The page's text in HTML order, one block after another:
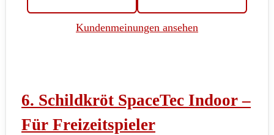
Kundenmeinungen ansehen
6. Schildkröt SpaceTec Indoor –
Für Freizeitspieler